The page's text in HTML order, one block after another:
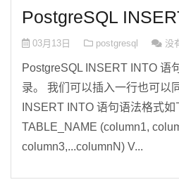
PostgreSQL
03月13日 postgresql 没
PostgreSQL INSERT INTO 语
录。 我们可以插入一行也可以
INSERT INTO 语句语法格式
TABLE_NAME (column1,
column3,...columnN) V...